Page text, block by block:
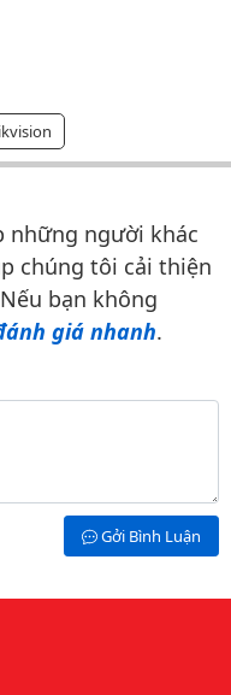
giá
những người khác
chúng tôi cải thiện
bạn không
giá nhanh.
Gởi Bình Luận